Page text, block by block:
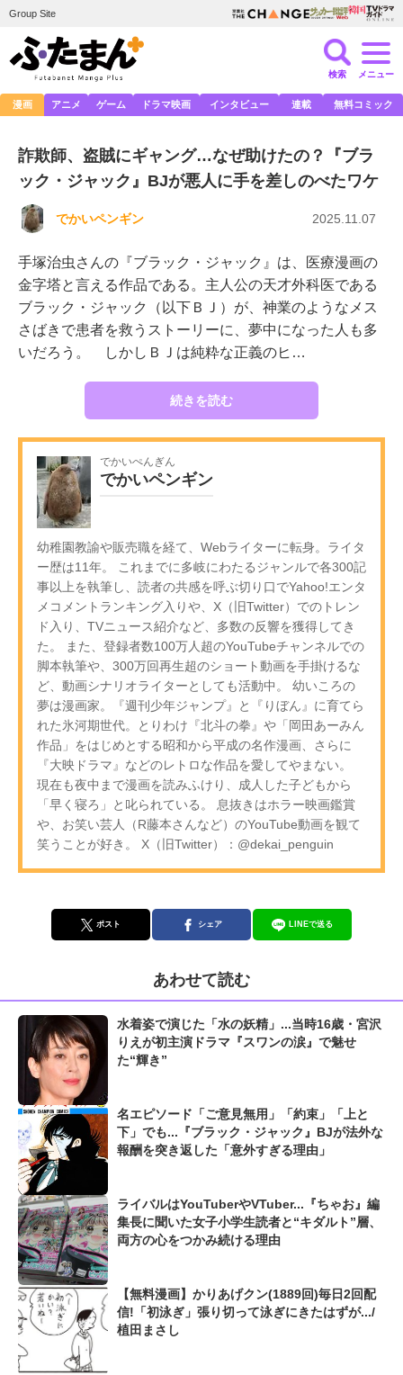
Group Site
検索 メニュー
漫画 アニメ ゲーム ドラマ映画 インタビュー 連載 無料コミック
詐欺師、盗賊にギャング…なぜ助けたの？『ブラ
ック・ジャック』BJが悪人に手を差しのべたワケ
でかいペンギン 2025.11.07
手塚治虫さんの『ブラック・ジャック』は、医療漫画の
金字塔と言える作品である。主人公の天才外科医である
ブラック・ジャック（以下ＢＪ）が、神業のようなメス
さばきで患者を救うストーリーに、夢中になった人も多
いだろう。 しかしＢＪは純粋な正義のヒ…
続きを読む
でかいぺんぎん
でかいペンギン
幼稚園教諭や販売職を経て、Webライターに転身。ライタ
ー歴は11年。 これまでに多岐にわたるジャンルで各300記
事以上を執筆し、読者の共感を呼ぶ切り口でYahoo!エンタ
メコメントランキング入りや、X（旧Twitter）でのトレン
ド入り、TVニュース紹介など、多数の反響を獲得してき
た。 また、登録者数100万人超のYouTubeチャンネルでの
脚本執筆や、300万回再生超のショート動画を手掛けるな
ど、動画シナリオライターとしても活動中。 幼いころの
夢は漫画家。『週刊少年ジャンプ』と『りぼん』に育てら
れた氷河期世代。とりわけ『北斗の拳』や「岡田あーみん
作品」をはじめとする昭和から平成の名作漫画、さらに
『大映ドラマ』などのレトロな作品を愛してやまない。
現在も夜中まで漫画を読みふけり、成人した子どもから
「早く寝ろ」と叱られている。 息抜きはホラー映画鑑賞
や、お笑い芸人（R藤本さんなど）のYouTube動画を観て
笑うことが好き。 X（旧Twitter）：@dekai_penguin
ポスト シェア LINEで送る
あわせて読む
水着姿で演じた「水の妖精」...当時16歳・宮沢
りえが初主演ドラマ『スワンの涙』で魅せ
た“輝き”
名エピソード「ご意見無用」「約束」「上と
下」でも...『ブラック・ジャック』BJが法外な
報酬を突き返した「意外すぎる理由」
ライバルはYouTuberやVTuber...『ちゃお』編
集長に聞いた女子小学生読者と“キダルト”層、
両方の心をつかみ続ける理由
【無料漫画】かりあげクン(1889回)毎日2回配
信!「初泳ぎ」張り切って泳ぎにきたはずが.../
植田まさし